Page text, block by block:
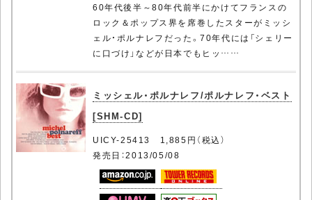
60年代後半～80年代前半にかけてフランスの
ロック＆ポップス界を席巻したスターがミッシ
ェル・ポルナレフだった。70年代には「シェリー
に口づけ」などが日本でもヒッ……
ミッシェル・ポルナレフ/ポルナレフ・ベスト
[SHM-CD]
UICY-25413 1,885円（税込）
発売日：2013/05/08